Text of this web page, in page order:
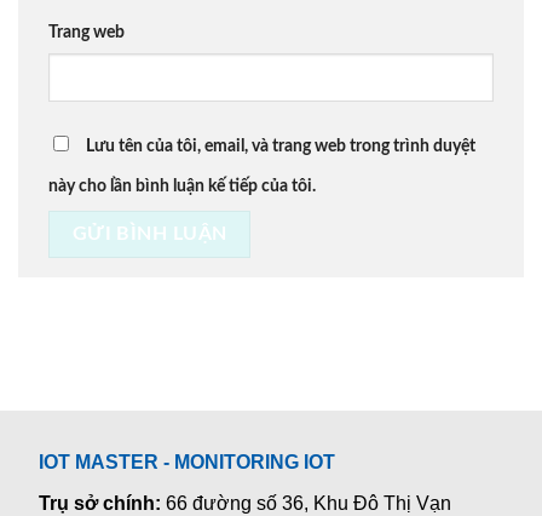
Trang web
Lưu tên của tôi, email, và trang web trong trình duyệt
này cho lần bình luận kế tiếp của tôi.
IOT MASTER - MONITORING IOT
Trụ sở chính:66 đường số 36, Khu Đô Thị Vạn